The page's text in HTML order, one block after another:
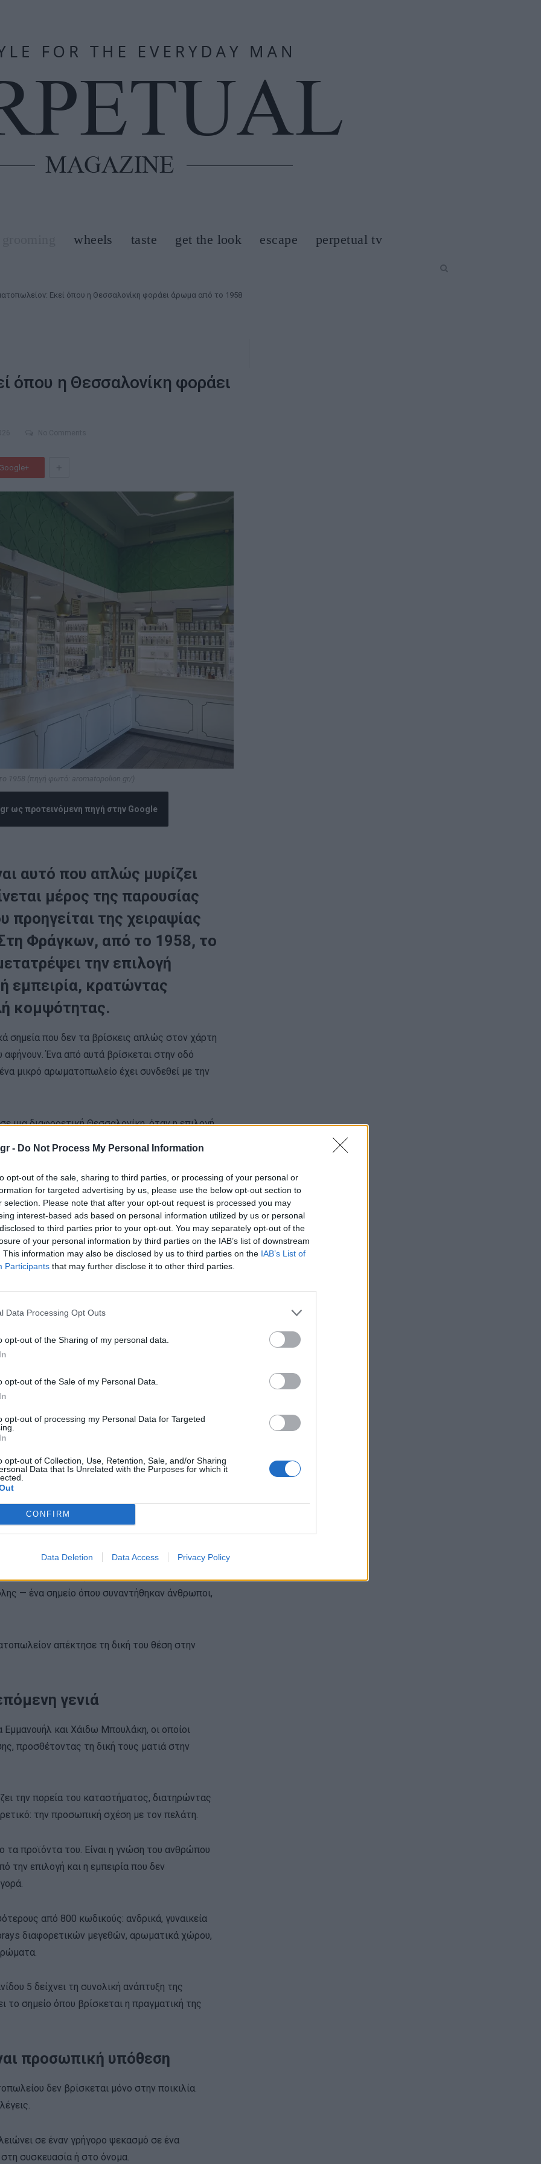
- Do Not Process My Personal Information
opt-out of the sale, sharing to third parties, or processing of your personal or
for targeted advertising by us, please use the below opt-out section to
selection. Please note that after your opt-out request is processed you may
interest-based ads based on personal information utilized by us or personal
to third parties prior to your opt-out. You may separately opt-out of the
of your personal information by third parties on the IAB’s list of downstream
This information may also be disclosed by us to third parties on the IAB’s List of
Participants that may further disclose it to other third parties.
Data Processing Opt Outs
opt-out of the Sharing of my personal data.
opt-out of the Sale of my Personal Data.
opt-out of processing my Personal Data for Targeted
opt-out of Collection, Use, Retention, Sale, and/or Sharing
Data that Is Unrelated with the Purposes for which it
CONFIRM
Data Deletion Data Access Privacy Policy
wheels taste get the look escape
perpetual tv
Εκεί όπου η Θεσσαλονίκη φοράει άρωμα από το 1958
όπου η Θεσσαλονίκη φοράει
Google+
1958 (πηγή φωτό: aromatopolion.gr/)
ως προτεινόμενη πηγή στην Google
αυτό που απλώς μυρίζει
μέρος της παρουσίας
της χειραψίας
Φράγκων, από το 1958, το
την επιλογή
εμπειρία, κρατώντας
κομψότητας.
σημεία που δεν τα βρίσκεις απλώς στον χάρτη
Ένα από αυτά βρίσκεται στην οδό
μικρό αρωματοπωλείο έχει συνδεθεί με την
μια διαφορετική Θεσσαλονίκη, όταν η επιλογή
αγοράς, αλλά μια μικρή διαδικασία
δεκαετίες, η ίδια λογική παραμένει: να βρεις
που ταιριάζει στον άνθρωπο που το
στη σημερινή
ξαναβρεί τον βηματισμό της μέσα στη
άνοιξε ένα μικρό κατάστημα αρωμάτων
λίγα μόλις βήματα από τα Λαδάδικα.
αρώματα με αναφορά στη γαλλική σχολή
και στην ποιότητα των επιλογών.
Η περιοχή υπήρξε για χρόνια ένας από τους
— ένα σημείο όπου συναντήθηκαν άνθρωποι,
απέκτησε τη δική του θέση στην
γενιά
και Χάιδω Μπουλάκη, οι οποίοι
προσθέτοντας τη δική τους ματιά στην
την πορεία του καταστήματος, διατηρώντας
την προσωπική σχέση με τον πελάτη.
τα προϊόντα του. Είναι η γνώση του ανθρώπου
την επιλογή και η εμπειρία που δεν
από 800 κωδικούς: ανδρικά, γυναικεία
διαφορετικών μεγεθών, αρωματικά χώρου,
5 δείχνει τη συνολική ανάπτυξη της
το σημείο όπου βρίσκεται η πραγματική της
προσωπική υπόθεση
δεν βρίσκεται μόνο στην ποικιλία.
σε έναν γρήγορο ψεκασμό σε ένα
συσκευασία ή στο όνομα.